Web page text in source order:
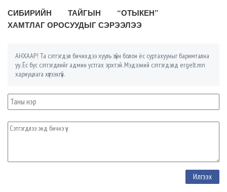
СИБИРИЙН ТАЙГЫН “ОТЫКЕН”
ХАМТЛАГ ОРОСУУДЫГ СЭРЭЭЛЭЭ
АНХААР! Та сэтгэгдэл бичихдээ хууль зүйн болон ёс суртахууныг баримтална
уу. Ёс бус сэтгэгдлийг админ устгах эрхтэй. Мэдээний сэтгэгдэлд ergelt.mn
хариуцлага хүлээхгүй.